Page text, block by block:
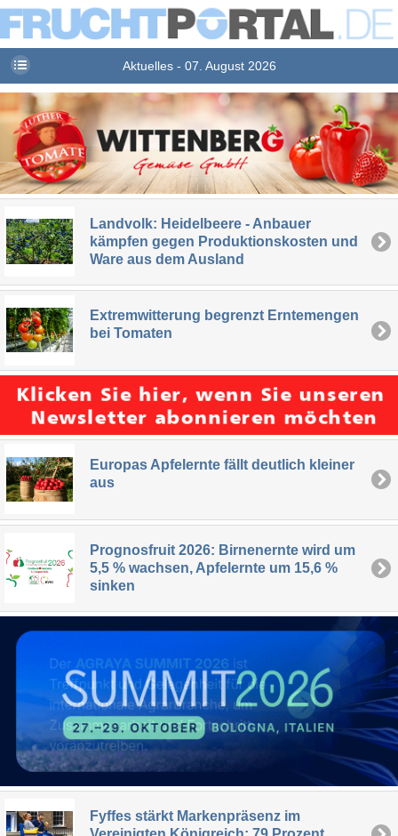
Aktuelles - 07. August 2026
Landvolk: Heidelbeere - Anbauer
kämpfen gegen Produktionskosten und
Ware aus dem Ausland
Extremwitterung begrenzt Erntemengen
bei Tomaten
Europas Apfelernte fällt deutlich kleiner
aus
Prognosfruit 2026: Birnenernte wird um
5,5 % wachsen, Apfelernte um 15,6 %
sinken
Fyffes stärkt Markenpräsenz im